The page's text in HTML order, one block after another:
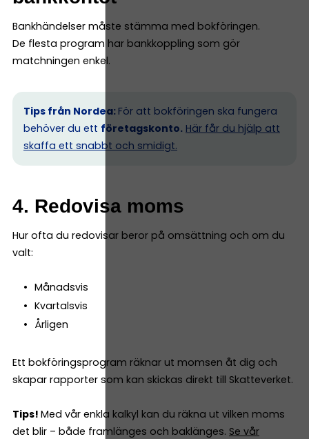
Bankhändelser måste stämma med bokföringen.
De flesta program har bankkoppling som gör
matchningen enkel.
Tips från Nordea: För att bokföringen ska fungera
behöver du ett företagskonto. Här får du hjälp att
skaffa ett snabbt och smidigt.
4. Redovisa moms
Hur ofta du redovisar beror på omsättning och om du
valt:
Månadsvis
Kvartalsvis
Årligen
Ett bokföringsprogram räknar ut momsen åt dig och
skapar rapporter som kan skickas direkt till Skatteverket.
Tips! Med vår enkla kalkyl kan du räkna ut vilken moms
det blir – både framlänges och baklänges. Se vår